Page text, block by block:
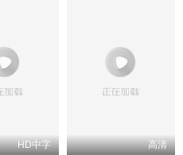
HD中字 高清